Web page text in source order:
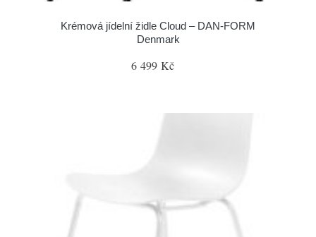
Krémová jídelní židle Cloud – DAN-FORM
Denmark
6 499 Kč